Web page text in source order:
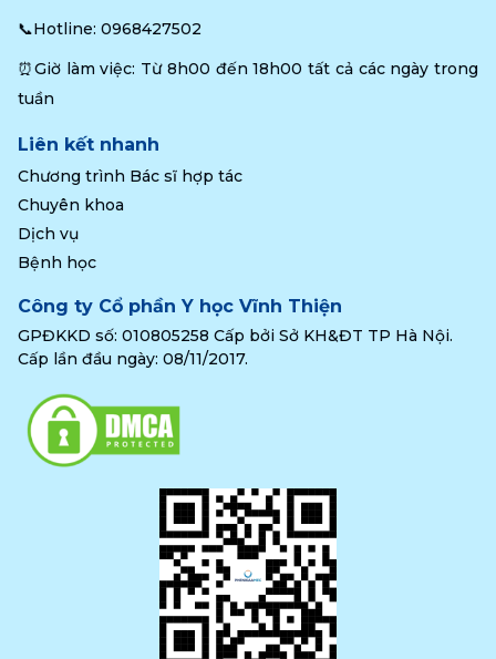
📞Hotline: 0968427502
⏰Giờ làm việc: Từ 8h00 đến 18h00 tất cả các ngày trong
tuần
Liên kết nhanh
Chương trình Bác sĩ hợp tác
Chuyên khoa
Dịch vụ
Bệnh học
Công ty Cổ phần Y học Vĩnh Thiện
GPĐKKD số: 010805258 Cấp bởi Sở KH&ĐT TP Hà Nội.
Cấp lần đầu ngày: 08/11/2017.